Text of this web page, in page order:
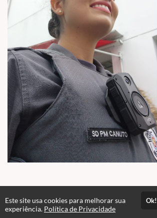
Este site usa cookies para melhorar sua
experiência. Política de Privacidade
Ok!